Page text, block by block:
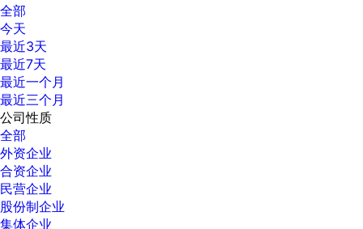
全部
今天
最近3天
最近7天
最近一个月
最近三个月
公司性质
全部
外资企业
合资企业
民营企业
股份制企业
集体企业